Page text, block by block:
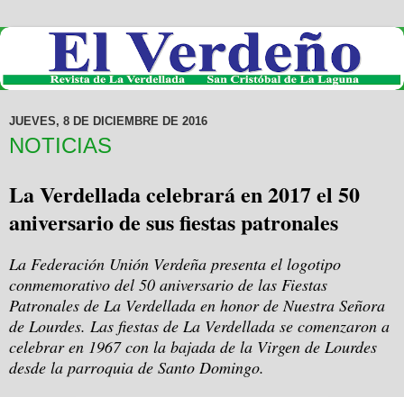
JUEVES, 8 DE DICIEMBRE DE 2016
NOTICIAS
La Verdellada celebrará en 2017 el 50
aniversario de sus fiestas patronales
La Federación Unión Verdeña presenta el logotipo
conmemorativo del 50 aniversario de las Fiestas
Patronales de La Verdellada en honor de Nuestra Señora
de Lourdes. Las fiestas de La Verdellada se comenzaron a
celebrar en 1967 con la bajada de la Virgen de Lourdes
desde la parroquia de Santo Domingo.